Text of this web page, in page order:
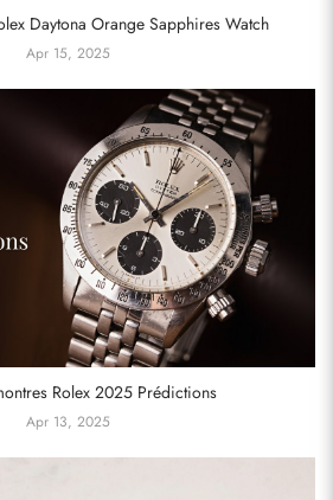
Daytona Orange Sapphires Watch
Apr 15, 2025
Rolex 2025 Prédictions
Apr 13, 2025